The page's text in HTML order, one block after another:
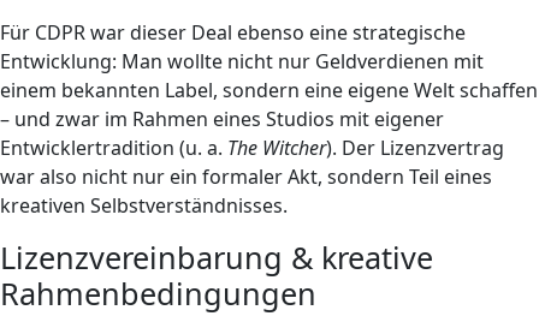
Für CDPR war dieser Deal ebenso eine strategische
Entwicklung: Man wollte nicht nur Geldverdienen mit
einem bekannten Label, sondern eine eigene Welt schaffen
– und zwar im Rahmen eines Studios mit eigener
Entwicklertradition (u. a. The Witcher). Der Lizenzvertrag
war also nicht nur ein formaler Akt, sondern Teil eines
kreativen Selbstverständnisses.
Lizenzvereinbarung & kreative
Rahmenbedingungen